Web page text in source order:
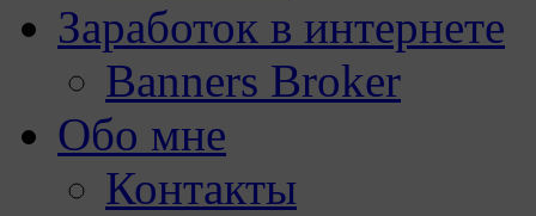
Заработок в интернете
Banners Broker
Обо мне
Контакты